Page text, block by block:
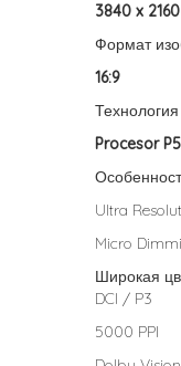
3840 x
Формат
16:9
Procesor
Ultra
Micro
Широкая
DCI / P3
5000 PPI